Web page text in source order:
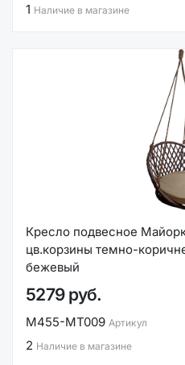
1 Наличие в магазине
Кресло подвесное
цв.корзины темно-
бежевый
5279 руб.
М455-МТ009 Артикул
2 Наличие в магазине